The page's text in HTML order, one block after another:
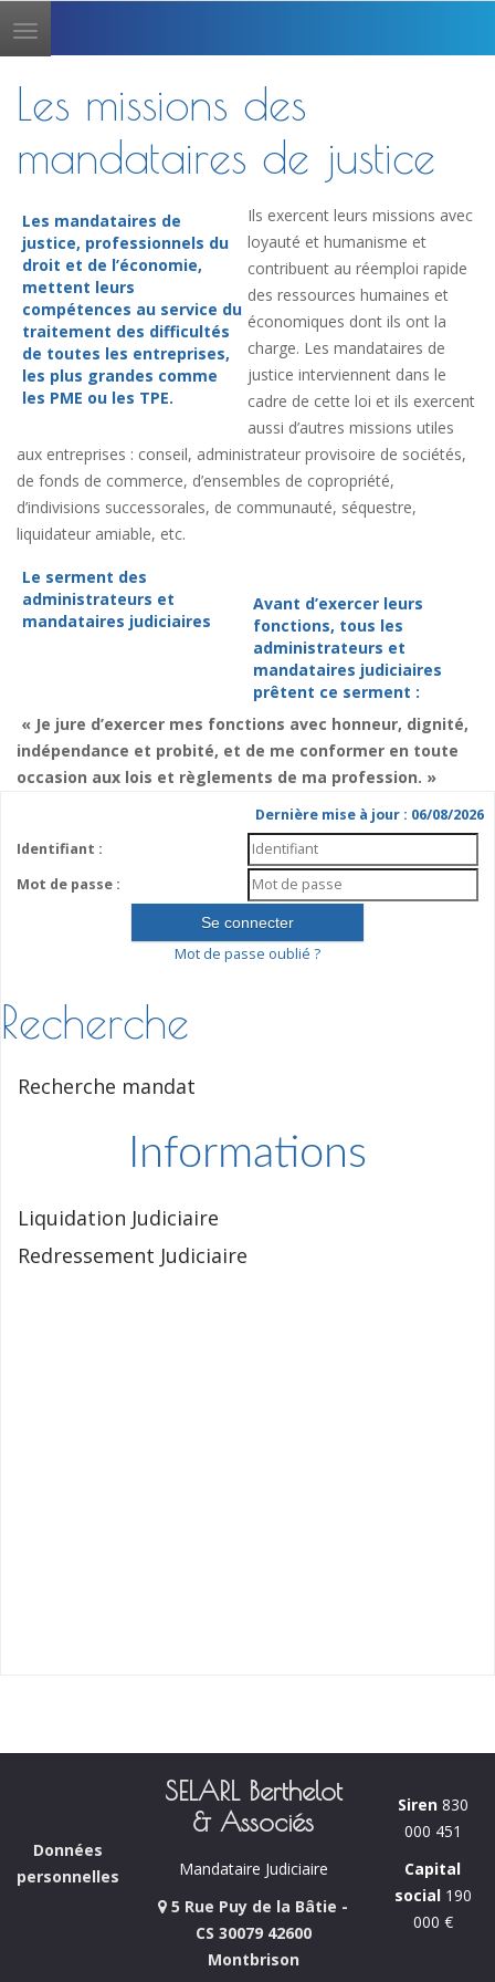
Toggle
navigation
Les missions des
mandataires de justice
Les mandataires de
justice, professionnels du
droit et de l’économie,
mettent leurs
compétences au service du
traitement des difficultés
de toutes les entreprises,
les plus grandes comme
les PME ou les TPE.
Ils exercent leurs missions avec
loyauté et humanisme et
contribuent au réemploi rapide
des ressources humaines et
économiques dont ils ont la
charge. Les mandataires de
justice interviennent dans le
cadre de cette loi et ils exercent
aussi d’autres missions utiles
aux entreprises : conseil, administrateur provisoire de sociétés,
de fonds de commerce, d’ensembles de copropriété,
d’indivisions successorales, de communauté, séquestre,
liquidateur amiable, etc.
Le serment des
administrateurs et
mandataires judiciaires
Avant d’exercer leurs
fonctions, tous les
administrateurs et
mandataires judiciaires
prêtent ce serment :
« Je jure d’exercer mes fonctions avec honneur, dignité,
indépendance et probité, et de me conformer en toute
occasion aux lois et règlements de ma profession. »
Dernière mise à jour : 06/08/2026
Identifiant :
Mot de passe :
Mot de passe oublié ?
Recherche
Recherche mandat
Informations
Liquidation Judiciaire
Redressement Judiciaire
Données
personnelles
SELARL Berthelot
& Associés
Mandataire Judiciaire
5 Rue Puy de la Bâtie -
CS 30079 42600
Montbrison
Siren830
000 451
Capital
social190
000 €